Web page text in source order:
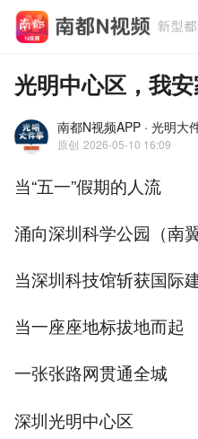
光明中心区，我
南都N视频APP · 光明大
原创 2026-05-10 16:09
当“五一”假期的人流
涌向深圳科学公园（南翼
当深圳科技馆斩获国际
当一座座地标拔地而起
一张张路网贯通全城
深圳光明中心区